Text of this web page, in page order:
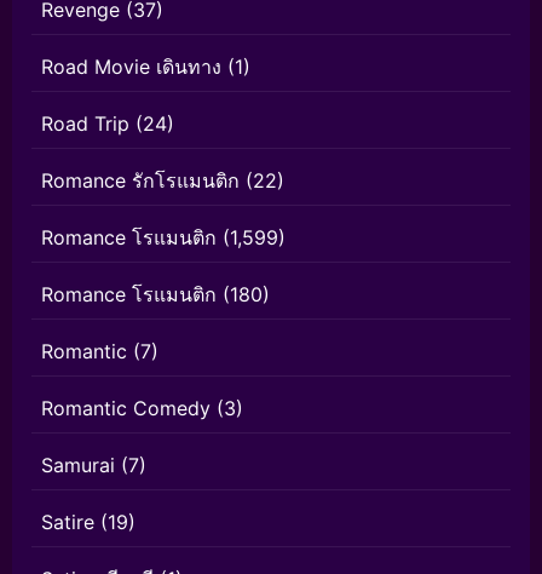
Revenge (37)
Road Movie เดินทาง (1)
Road Trip (24)
Romance รักโรแมนติก (22)
Romance โรแมนติก (1,599)
Romance โรแมนติก (180)
Romantic (7)
Romantic Comedy (3)
Samurai (7)
Satire (19)